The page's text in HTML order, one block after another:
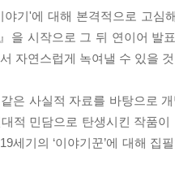
야기'에 대해 본격적으로 고심
을 시작으로 그 뒤 연이어 발
자연스럽게 녹여낼 수 있을
은 사실적 자료를 바탕으로
적 민담으로 탄생시킨 작품
세기의 ‘이야기꾼’에 대해